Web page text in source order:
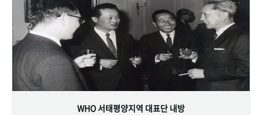
WHO 서태평양지역 대표단 내방